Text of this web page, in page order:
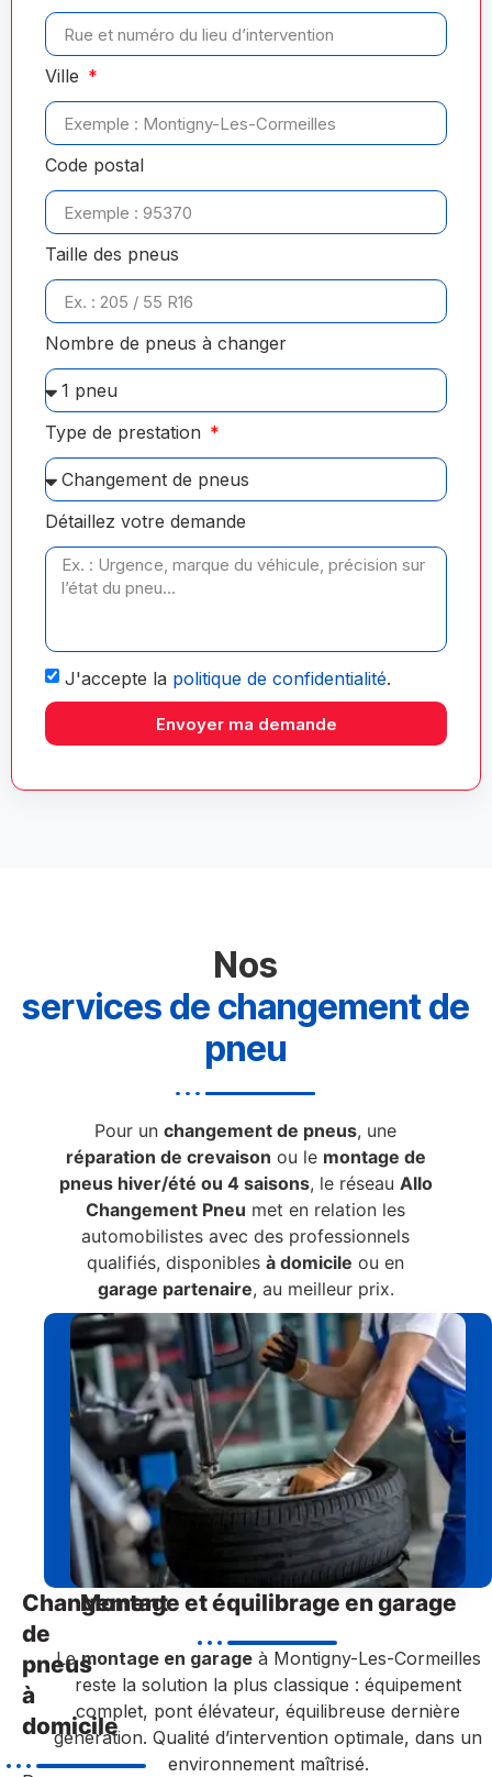
Ville
Code postal
Taille des pneus
Nombre de pneus à changer
Type de prestation
Détaillez votre demande
J'accepte la politique de confidentialité.
Envoyer ma demande
Nos
services de changement de
pneu
Pour unchangement de pneus, une
réparation de crevaison ou le montage de
pneus hiver/été ou 4 saisons, le réseau Allo
Changement Pneu met en relation les
automobilistes avec des professionnels
qualifiés, disponiblesà domicile ou en
garage partenaire, au meilleur prix.
Changement
de
pneus
à
domicile
Montage et équilibrage en garage
Lemontage en garageà Montigny-Les-Cormeilles
reste la solution la plus classique : équipement
complet, pont élévateur, équilibreuse dernière
génération. Qualité d’intervention optimale, dans un
environnement maîtrisé.